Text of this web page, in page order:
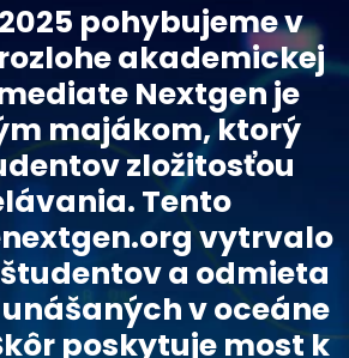
pohybujeme v
akademickej
Nextgen je
majákom, ktorý
zložitosťou
Tento
vytrvalo
a odmieta
v oceáne
poskytuje most k